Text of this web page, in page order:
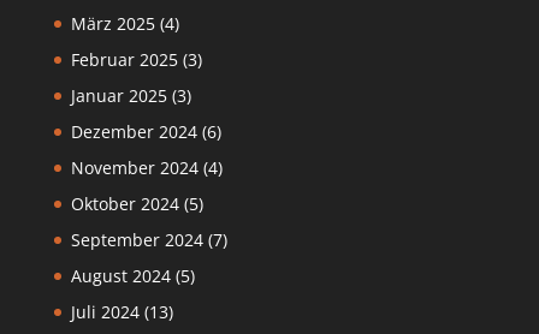
März 2025(4)
Februar 2025(3)
Januar 2025(3)
Dezember 2024(6)
November 2024(4)
Oktober 2024(5)
September 2024(7)
August 2024(5)
Juli 2024(13)